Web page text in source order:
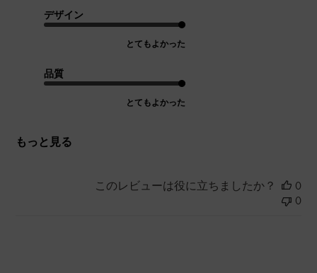
デザイン
とてもよかった
品質
とてもよかった
もっと見る
このレビューは役に立ちましたか？
0
0